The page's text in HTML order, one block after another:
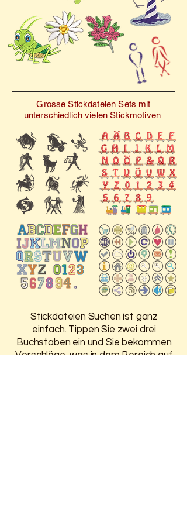
mit Ihrem nächsten
Stickabenteuer!
eine Stickprobe auf
ähnlichem Stoff
durchzuführen.
Grosse Stickdateien Sets mit
unterschiedlich vielen Stickmotiven
Stickdateien Suchen ist ganz
einfach. Tippen Sie zwei drei
Buchstaben ein und Sie bekommen
Vorschläge, was in dem Bereich auf